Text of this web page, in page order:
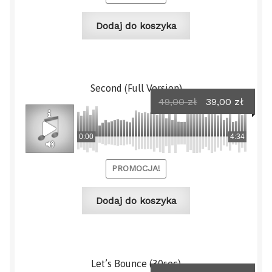
Dodaj do koszyka
Second (Full Version)
0:00 4:34
PROMOCJA!
49,00zł
Pierwotna
cena
wynosiła:
49,00 zł.
39,00 zł
cena
39,00
Dodaj do koszyka
Let’s Bounce (30sec)